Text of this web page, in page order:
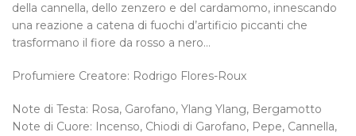
della cannella, dello zenzero e del cardamomo, innescando
una reazione a catena di fuochi d’artificio piccanti che
trasformano il fiore da rosso a nero…
Profumiere Creatore: Rodrigo Flores-Roux
Note di Testa: Rosa, Garofano, Ylang Ylang, Bergamotto
Note di Cuore: Incenso, Chiodi di Garofano, Pepe, Cannella,